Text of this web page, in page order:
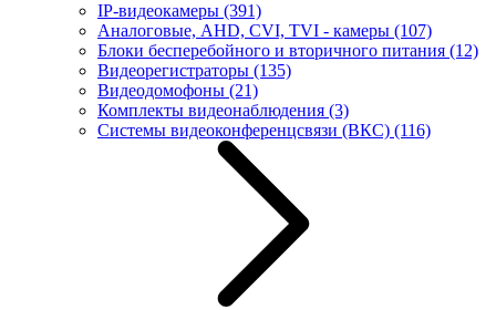
IP-видеокамеры (391)
Аналоговые, AHD, CVI, TVI - камеры (107)
Блоки бесперебойного и вторичного питания (12)
Видеорегистраторы (135)
Видеодомофоны (21)
Комплекты видеонаблюдения (3)
Системы видеоконференцсвязи (ВКС) (116)